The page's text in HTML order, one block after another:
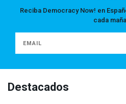
Reciba Democracy Now! en
cada
Destacados